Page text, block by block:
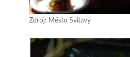
Zdroj: Město Svitavy